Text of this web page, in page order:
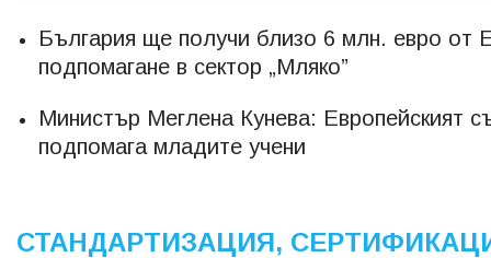
България ще получи близо 6 млн. евро от
подпомагане в сектор „Мляко”
Министър Меглена Кунева: Европейският
подпомага младите учени
СТАНДАРТИЗАЦИЯ,